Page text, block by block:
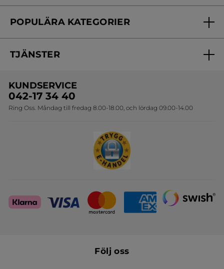
Skönhetstips
Kontakta oss
Online prislista
POPULÄRA KATEGORIER
Erbjudanden
Travelsize
Sets
TJÄNSTER
Onlineprislista för postorder
KUNDSERVICE
042-17 34 40
Ring Oss. Måndag till fredag 8.00-18.00, och lördag 09.00-14.00
Följ oss